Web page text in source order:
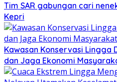
Tim SAR gabungan cari
Kepri
Kawasan Konservasi Lingga
dan Jaga Ekonomi